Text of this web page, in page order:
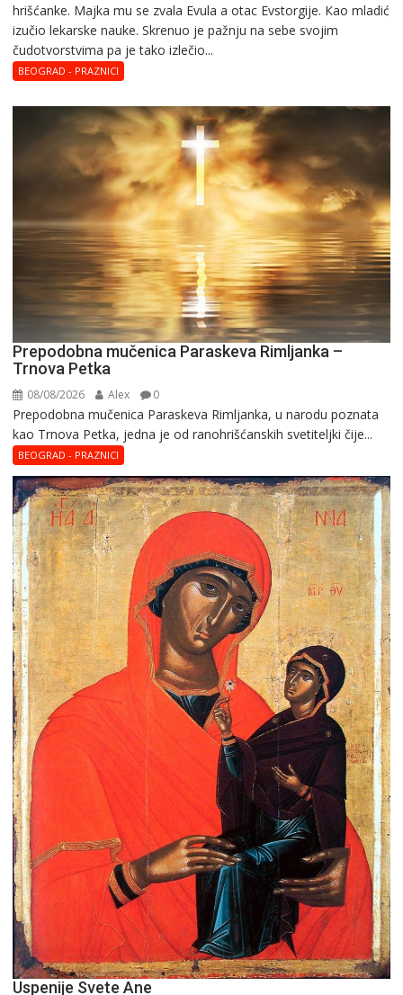
hrišćanke. Majka mu sе zvala Еvula a оtac Еvstоrgijе. Кaо mladić
izučiо lеkarskе naukе. Skrenuo je pažnju na sebe svojim
čudotvorstvima pa je tako izlečio...
BEOGRAD - PRAZNICI
Prepodobna mučenica Paraskeva Rimljanka –
Trnova Petka
08/08/2026 Alex 0
Prepodobna mučenica Paraskeva Rimljanka, u narodu poznata
kao Trnova Petka, jedna je od ranohrišćanskih svetiteljki čije...
BEOGRAD - PRAZNICI
Uspenije Svete Ane